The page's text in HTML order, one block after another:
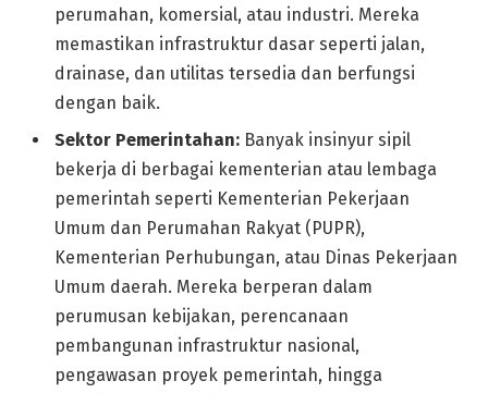
perumahan, komersial, atau industri. Mereka
memastikan infrastruktur dasar seperti jalan,
drainase, dan utilitas tersedia dan berfungsi
dengan baik.
Sektor Pemerintahan: Banyak insinyur sipil
bekerja di berbagai kementerian atau lembaga
pemerintah seperti Kementerian Pekerjaan
Umum dan Perumahan Rakyat (PUPR),
Kementerian Perhubungan, atau Dinas Pekerjaan
Umum daerah. Mereka berperan dalam
perumusan kebijakan, perencanaan
pembangunan infrastruktur nasional,
pengawasan proyek pemerintah, hingga